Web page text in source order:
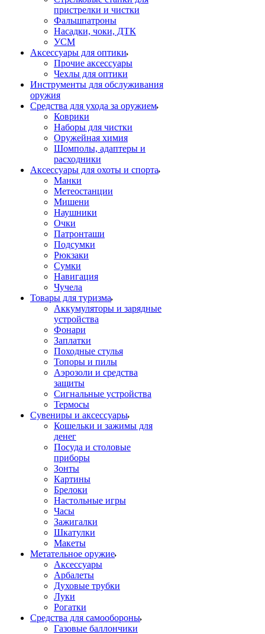
пристрелки и чистки
Фальшпатроны
Насадки, чоки, ДТК
УСМ
Аксессуары для оптики
Прочие аксессуары
Чехлы для оптики
Инструменты для обслуживания
оружия
Средства для ухода за оружием
Коврики
Наборы для чистки
Оружейная химия
Шомполы, адаптеры и
расходники
Аксессуары для охоты и спорта
Манки
Метеостанции
Мишени
Наушники
Очки
Патронташи
Подсумки
Рюкзаки
Сумки
Навигация
Чучела
Товары для туризма
Аккумуляторы и зарядные
устройства
Фонари
Заплатки
Походные стулья
Топоры и пилы
Аэрозоли и средства
защиты
Сигнальные устройства
Термосы
Сувениры и аксессуары
Кошельки и зажимы для
денег
Посуда и столовые
приборы
Зонты
Картины
Брелоки
Настольные игры
Часы
Зажигалки
Шкатулки
Макеты
Метательное оружие
Аксессуары
Арбалеты
Духовые трубки
Луки
Рогатки
Средства для самообороны
Газовые баллончики